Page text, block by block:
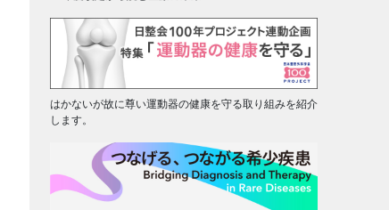
はかないが故に尊い運動器の健康を守る取り組みを紹介
します。